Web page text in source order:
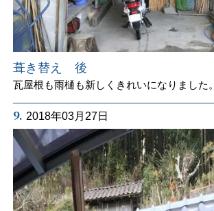
葺き替え 後
瓦屋根も雨樋も新しくきれいになりました。
9. 2018年03月27日